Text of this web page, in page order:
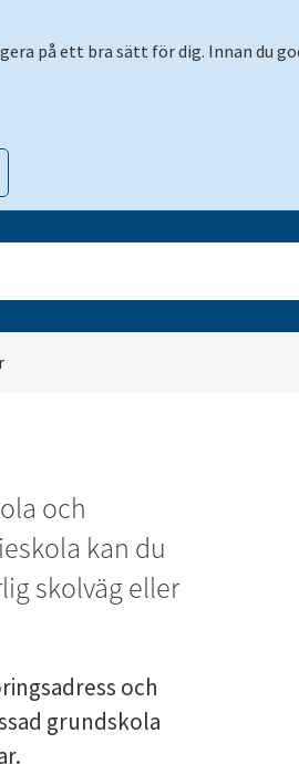
på ett bra sätt för dig. Innan du
och
kan du
skolväg eller
och
grundskola